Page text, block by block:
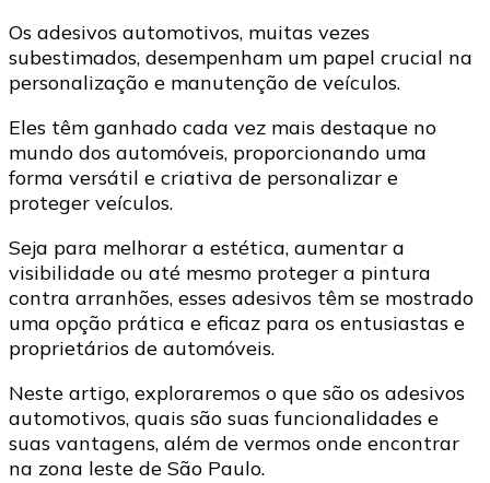
Os adesivos automotivos, muitas vezes
subestimados, desempenham um papel crucial na
personalização e manutenção de veículos.
Eles têm ganhado cada vez mais destaque no
mundo dos automóveis, proporcionando uma
forma versátil e criativa de personalizar e
proteger veículos.
Seja para melhorar a estética, aumentar a
visibilidade ou até mesmo proteger a pintura
contra arranhões, esses adesivos têm se mostrado
uma opção prática e eficaz para os entusiastas e
proprietários de automóveis.
Neste artigo, exploraremos o que são os adesivos
automotivos, quais são suas funcionalidades e
suas vantagens, além de vermos onde encontrar
na zona leste de São Paulo.